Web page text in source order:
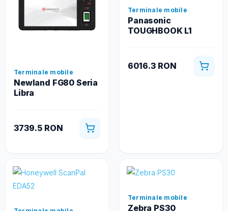
Terminale mobile
Newland FG80 Seria
Libra
3739.5 RON
Terminale mobile
Panasonic
TOUGHBOOK L1
6016.3 RON
Terminale mobile
Zebra PS30